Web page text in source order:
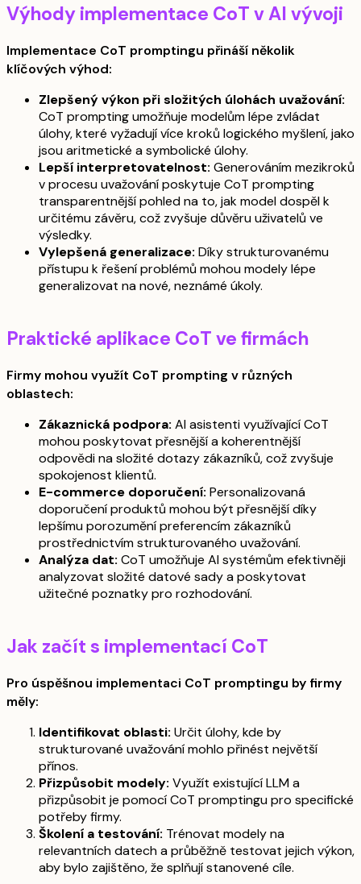
Výhody implementace CoT v AI vývoji
Implementace CoT promptingu přináší několik
klíčových výhod:
Zlepšený výkon při složitých úlohách uvažování:
CoT prompting umožňuje modelům lépe zvládat
úlohy, které vyžadují více kroků logického myšlení, jako
jsou aritmetické a symbolické úlohy.
Lepší interpretovatelnost: Generováním mezikroků
v procesu uvažování poskytuje CoT prompting
transparentnější pohled na to, jak model dospěl k
určitému závěru, což zvyšuje důvěru uživatelů ve
výsledky.
Vylepšená generalizace: Díky strukturovanému
přístupu k řešení problémů mohou modely lépe
generalizovat na nové, neznámé úkoly.
Praktické aplikace CoT ve firmách
Firmy mohou využít CoT prompting v různých
oblastech:
Zákaznická podpora: AI asistenti využívající CoT
mohou poskytovat přesnější a koherentnější
odpovědi na složité dotazy zákazníků, což zvyšuje
spokojenost klientů.
E-commerce doporučení: Personalizovaná
doporučení produktů mohou být přesnější díky
lepšímu porozumění preferencím zákazníků
prostřednictvím strukturovaného uvažování.
Analýza dat: CoT umožňuje AI systémům efektivněji
analyzovat složité datové sady a poskytovat
užitečné poznatky pro rozhodování.
Jak začít s implementací CoT
Pro úspěšnou implementaci CoT promptingu by firmy
měly:
Identifikovat oblasti: Určit úlohy, kde by
strukturované uvažování mohlo přinést největší
přínos.
Přizpůsobit modely: Využít existující LLM a
přizpůsobit je pomocí CoT promptingu pro specifické
potřeby firmy.
Školení a testování: Trénovat modely na
relevantních datech a průběžně testovat jejich výkon,
aby bylo zajištěno, že splňují stanovené cíle.